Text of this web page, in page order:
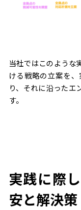
当社ではこのような
ける戦略の立案を
り、それに沿ったエ
す。
実践に際
安と解決策